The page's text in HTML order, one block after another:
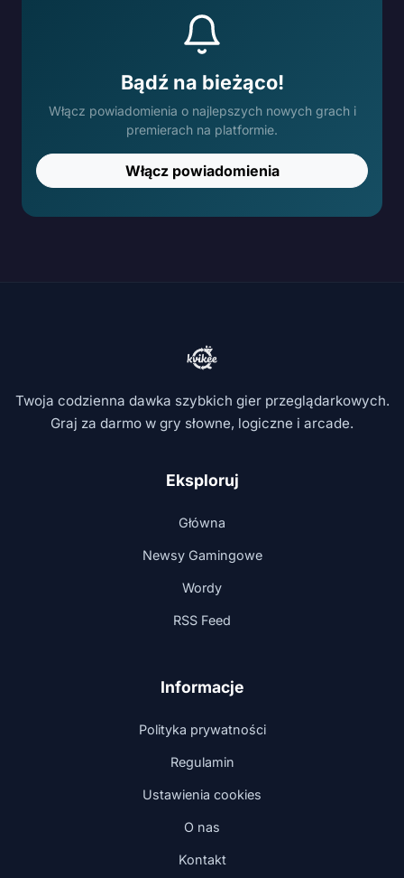
Bądź na bieżąco!
Włącz powiadomienia o najlepszych nowych grach i
premierach na platformie.
Włącz powiadomienia
Twoja codzienna dawka szybkich gier przeglądarkowych.
Graj za darmo w gry słowne, logiczne i arcade.
Eksploruj
Główna
Newsy Gamingowe
Wordy
RSS Feed
Informacje
Polityka prywatności
Regulamin
Ustawienia cookies
O nas
Kontakt